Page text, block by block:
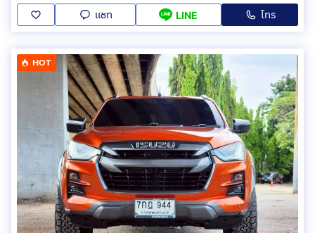
แชท LINE โทร
HOT